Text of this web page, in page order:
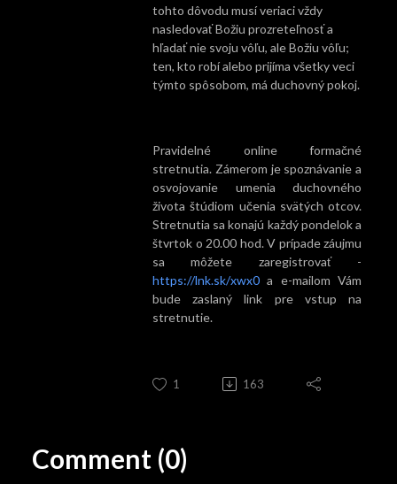
tohto dôvodu musí veriaci vždy
nasledovať Božiu prozreteľnosť a
hľadať nie svoju vôľu, ale Božiu vôľu;
ten, kto robí alebo prijíma všetky veci
týmto spôsobom, má duchovný pokoj.
Pravidelné online formačné
stretnutia. Zámerom je spoznávanie a
osvojovanie umenia duchovného
života štúdiom učenia svätých otcov.
Stretnutia sa konajú každý pondelok a
štvrtok o 20.00 hod. V prípade záujmu
sa môžete zaregistrovať -
https://lnk.sk/xwx0 a e-mailom Vám
bude zaslaný link pre vstup na
stretnutie.
1 163
Comment (0)